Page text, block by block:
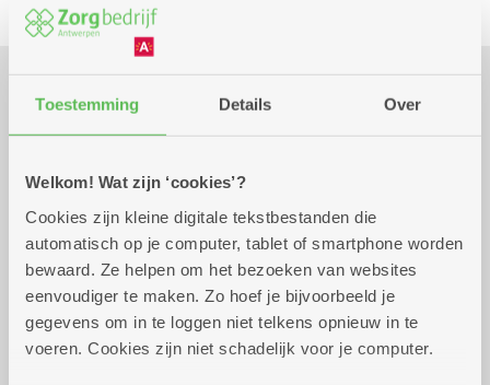
Toestemming Details Over
Welkom! Wat zijn ‘cookies’?
Cookies zijn kleine digitale tekstbestanden die
automatisch op je computer, tablet of smartphone worden
bewaard. Ze helpen om het bezoeken van websites
eenvoudiger te maken. Zo hoef je bijvoorbeeld je
gegevens om in te loggen niet telkens opnieuw in te
voeren. Cookies zijn niet schadelijk voor je computer.
Praktisch
woensdag 26 augustus
2026
uur
5 euro
Reserveer vervoer